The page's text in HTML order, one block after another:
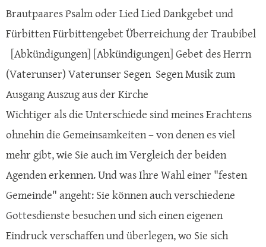
Brautpaares Psalm oder Lied Lied Dankgebet und
Fürbitten Fürbittengebet Überreichung der Traubibel
[Abkündigungen] [Abkündigungen] Gebet des Herrn
(Vaterunser) Vaterunser Segen Segen Musik zum
Ausgang Auszug aus der Kirche
Wichtiger als die Unterschiede sind meines Erachtens
ohnehin die Gemeinsamkeiten – von denen es viel
mehr gibt, wie Sie auch im Vergleich der beiden
Agenden erkennen. Und was Ihre Wahl einer "festen
Gemeinde" angeht: Sie können auch verschiedene
Gottesdienste besuchen und sich einen eigenen
Eindruck verschaffen und überlegen, wo Sie sich